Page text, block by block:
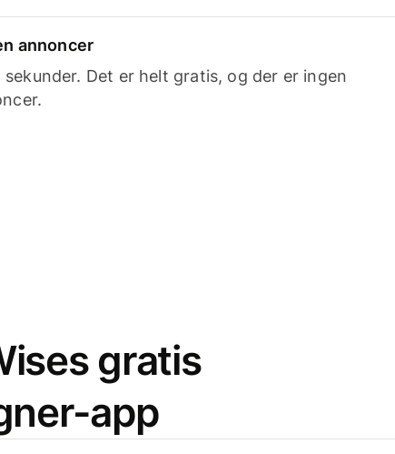
annoncer
Det er helt gratis, og der er ingen
gratis
app